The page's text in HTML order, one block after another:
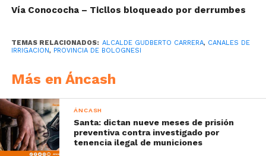
Vía Conococha – Ticllos bloqueado por derrumbes
TEMAS RELACIONADOS: ALCALDE GUDBERTO CARRERA, CANALES DE
IRRIGACION, PROVINCIA DE BOLOGNESI
Más en Áncash
ÁNCASH
Santa: dictan nueve meses de prisión
preventiva contra investigado por
tenencia ilegal de municiones